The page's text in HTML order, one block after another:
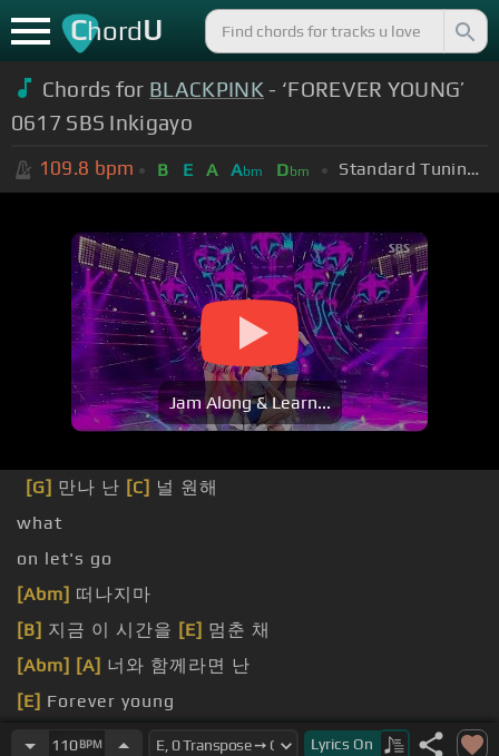
ChordU
Chords for BLACKPINK - ‘FOREVER YOUNG’
0617 SBS Inkigayo
109.8 bpm B E A Abm Dbm Standard Tuning (EADGBE)
Jam Along & Learn...
[G] 만나 난 [C] 널 원해
what
on let's go
[Abm] 떠나지마
[B] 지금 이 시간을 [E] 멈춘 채
[Abm] [A] 너와 함께라면 난
[E] Forever young
110BPM Lyrics On